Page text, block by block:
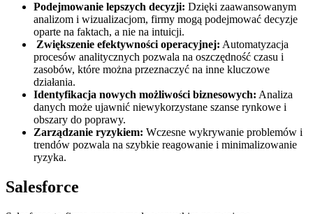
Podejmowanie lepszych decyzji: Dzięki zaawansowanym
analizom i wizualizacjom, firmy mogą podejmować decyzje
oparte na faktach, a nie na intuicji.
Zwiększenie efektywności operacyjnej: Automatyzacja
procesów analitycznych pozwala na oszczędność czasu i
zasobów, które można przeznaczyć na inne kluczowe
działania.
Identyfikacja nowych możliwości biznesowych: Analiza
danych może ujawnić niewykorzystane szanse rynkowe i
obszary do poprawy.
Zarządzanie ryzykiem: Wczesne wykrywanie problemów i
trendów pozwala na szybkie reagowanie i minimalizowanie
ryzyka.
Salesforce